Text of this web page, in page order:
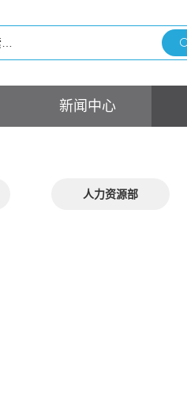
新闻中心
人力资源部